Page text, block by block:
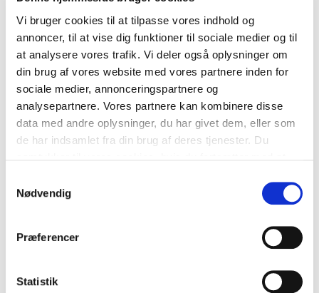
Vi bruger cookies til at tilpasse vores indhold og
annoncer, til at vise dig funktioner til sociale medier og til
at analysere vores trafik. Vi deler også oplysninger om
din brug af vores website med vores partnere inden for
sociale medier, annonceringspartnere og
analysepartnere. Vores partnere kan kombinere disse
data med andre oplysninger, du har givet dem, eller som
de har indsamlet fra din brug af deres tjenester. Du
Nødvendig
Præferencer
Statistik
Juni 2021
Maj 2021
April 2021
Marts 2021
Januar 2021
December 2020